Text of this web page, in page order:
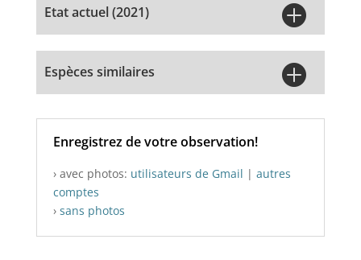
Etat actuel (2021) 
Espèces similaires 
Enregistrez de votre observation!
› avec photos: utilisateurs de Gmail | autres
comptes
› sans photos